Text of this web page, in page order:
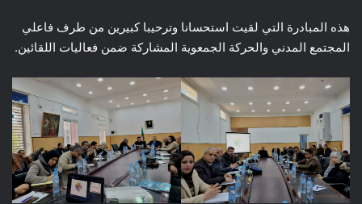
هذه المبادرة التي لقيت استحسانا وترحيبا كبيرين من طرف فاعلي
المجتمع المدني والحركة الجمعوية المشاركة ضمن فعاليات اللقائين.